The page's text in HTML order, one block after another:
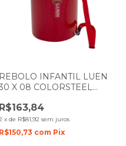
REBOLO INFANTIL LUEN
X 08 COLORSTEEL
VERMELHA
R$163,84
x de R$81,92 sem juros
R$150,73 com Pix